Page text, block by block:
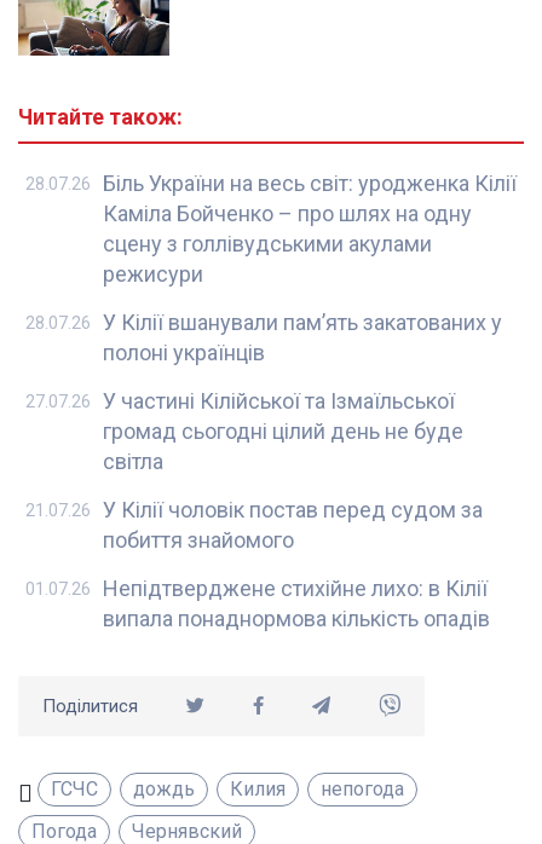
Читайте також:
Біль України на весь світ: уродженка Кілії
Каміла Бойченко – про шлях на одну
сцену з голлівудськими акулами
режисури
28.07.26
У Кілії вшанували пам’ять закатованих у
полоні українців
28.07.26
У частині Кілійської та Ізмаїльської
громад сьогодні цілий день не буде
світла
27.07.26
У Кілії чоловік постав перед судом за
побиття знайомого
21.07.26
Непідтверджене стихійне лихо: в Кілії
випала понаднормова кількість опадів
01.07.26
Поділитися
ГСЧС дождь Килия
непогода
Погода
Чернявский